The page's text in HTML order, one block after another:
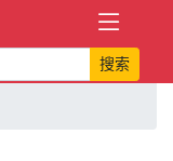
搜索